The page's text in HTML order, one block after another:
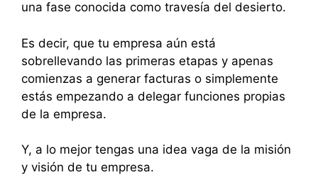
una fase conocida como travesía del desierto.
Es decir, que tu empresa aún está
sobrellevando las primeras etapas y apenas
comienzas a generar facturas o simplemente
estás empezando a delegar funciones propias
de la empresa.
Y, a lo mejor tengas una idea vaga de la misión
y visión de tu empresa.